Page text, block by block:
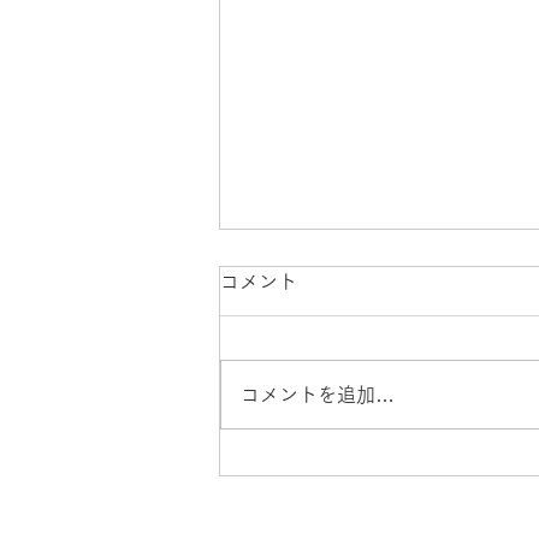
そろそろ蛍の季節です
コメント
コメントを追加…